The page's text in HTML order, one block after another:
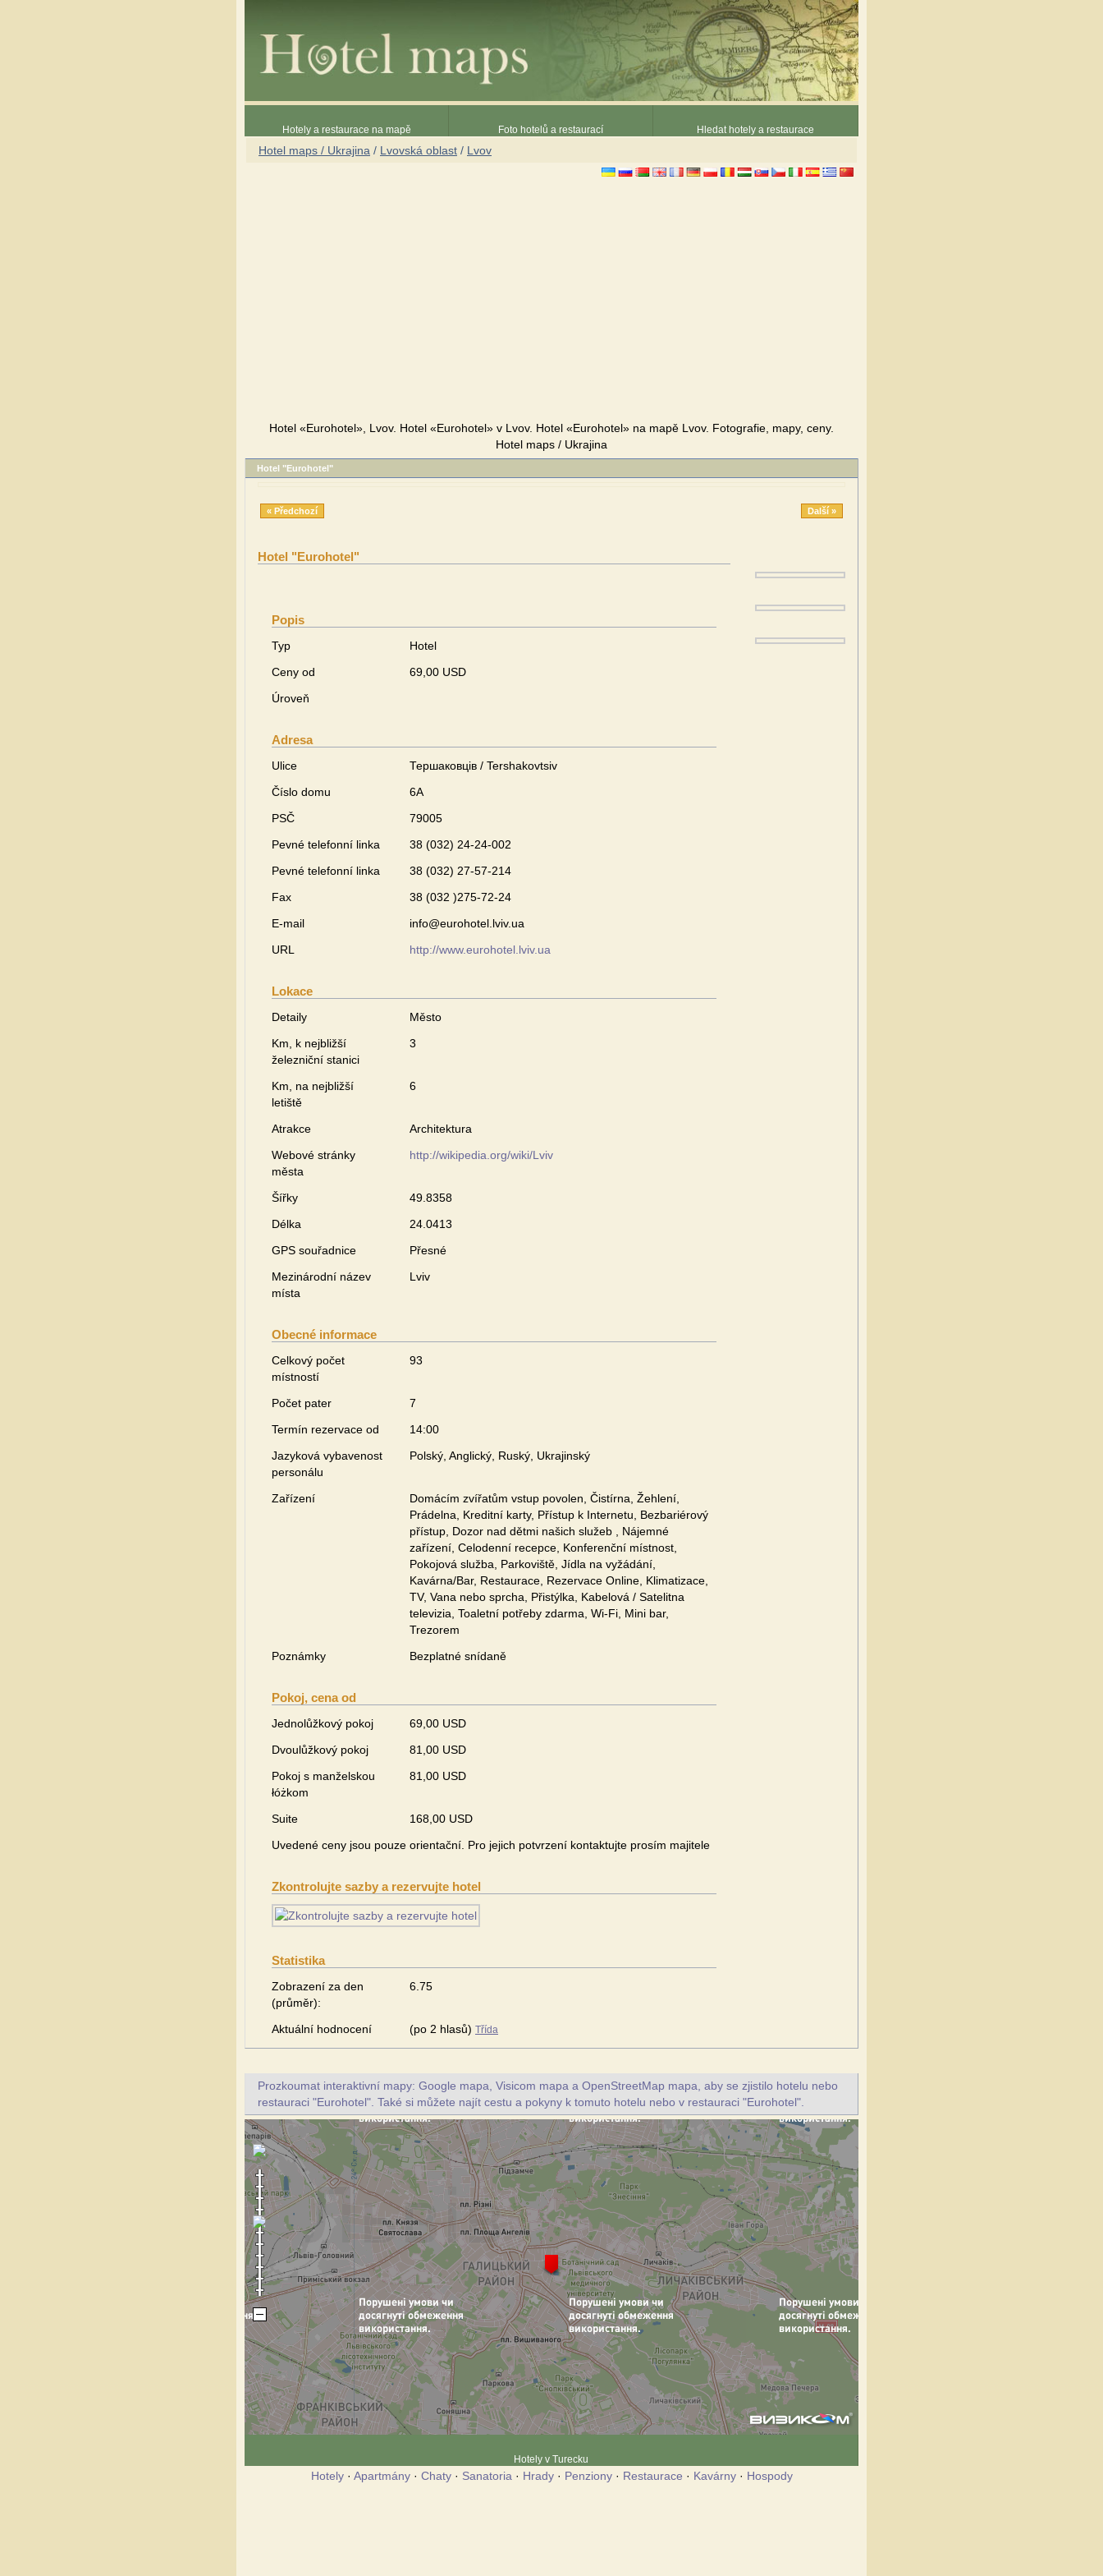
Hotely a restaurace na mapě Foto hotelů a restaurací Hledat hotely a restaurace
Hotel maps / Ukrajina / Lvovská oblast / Lvov
Hotel «Eurohotel», Lvov. Hotel «Eurohotel» v Lvov. Hotel «Eurohotel» na mapě Lvov. Fotografie, mapy, ceny.
Hotel maps / Ukrajina
Hotel "Eurohotel"
« Předchozí Další »
Hotel "Eurohotel"
Popis
Typ
Hotel
Ceny od
69,00 USD
Úroveň
Adresa
Ulice
Тершаковців / Tershakovtsiv
Číslo domu
6А
PSČ
79005
Pevné telefonní linka
38 (032) 24-24-002
Pevné telefonní linka
38 (032) 27-57-214
Fax
38 (032 )275-72-24
E-mail
info@eurohotel.lviv.ua
URL
http://www.eurohotel.lviv.ua
Lokace
Detaily
Město
Km, k nejbližší
železniční stanici
3
Km, na nejbližší
letiště
6
Atrakce
Architektura
Webové stránky
města
http://wikipedia.org/wiki/Lviv
Šířky
49.8358
Délka
24.0413
GPS souřadnice
Přesné
Mezinárodní název
místa
Lviv
Obecné informace
Celkový počet
místností
93
Počet pater
7
Termín rezervace od
14:00
Jazyková vybavenost
personálu
Polský, Anglický, Ruský, Ukrajinský
Zařízení
Domácím zvířatům vstup povolen, Čistírna, Žehlení,
Prádelna, Kreditní karty, Přístup k Internetu, Bezbariérový
přístup, Dozor nad dětmi našich služeb , Nájemné
zařízení, Celodenní recepce, Konferenční místnost,
Pokojová služba, Parkoviště, Jídla na vyžádání,
Kavárna/Bar, Restaurace, Rezervace Online, Klimatizace,
TV, Vana nebo sprcha, Přistýlka, Kabelová / Satelitna
televizia, Toaletní potřeby zdarma, Wi-Fi, Mini bar,
Trezorem
Poznámky
Bezplatné snídaně
Pokoj, cena od
Jednolůžkový pokoj
69,00 USD
Dvoulůžkový pokoj
81,00 USD
Pokoj s manželskou
łóżkom
81,00 USD
Suite
168,00 USD
Uvedené ceny jsou pouze orientační. Pro jejich potvrzení kontaktujte prosím majitele
Zkontrolujte sazby a rezervujte hotel
Statistika
Zobrazení za den
(průměr):
6.75
Aktuální hodnocení (po 2 hlasů) Třída
Prozkoumat interaktivní mapy: Google mapa, Visicom mapa a OpenStreetMap mapa, aby se zjistilo hotelu nebo
restauraci "Eurohotel". Také si můžete najít cestu a pokyny k tomuto hotelu nebo v restauraci "Eurohotel".
Hotely v Turecku
Hotely· Apartmány· Chaty· Sanatoria · Hrady· Penziony· Restaurace · Kavárny· Hospody